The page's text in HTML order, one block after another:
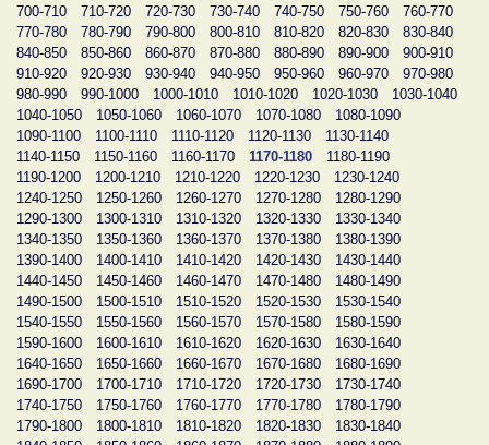
700-710
710-720 720-730 730-740 740-750 750-760
760-770
770-780
780-790 790-800 800-810 810-820 820-830
830-840
840-850
850-860 860-870 870-880 880-890 890-900
900-910
910-920
920-930 930-940 940-950 950-960 960-970
970-980
980-990
990-1000 1000-1010 1010-1020 1020-1030
1030-1040
1040-1050
1050-1060 1060-1070 1070-1080
1080-1090
1090-1100
1100-1110 1110-1120 1120-1130
1130-1140
1140-1150
1150-1160 1160-1170 1170-1180
1180-1190
1190-1200
1200-1210 1210-1220 1220-1230
1230-1240
1240-1250
1250-1260 1260-1270 1270-1280
1280-1290
1290-1300
1300-1310 1310-1320 1320-1330
1330-1340
1340-1350
1350-1360 1360-1370 1370-1380
1380-1390
1390-1400
1400-1410 1410-1420 1420-1430
1430-1440
1440-1450
1450-1460 1460-1470 1470-1480
1480-1490
1490-1500
1500-1510 1510-1520 1520-1530
1530-1540
1540-1550
1550-1560 1560-1570 1570-1580
1580-1590
1590-1600
1600-1610 1610-1620 1620-1630
1630-1640
1640-1650
1650-1660 1660-1670 1670-1680
1680-1690
1690-1700
1700-1710 1710-1720 1720-1730
1730-1740
1740-1750
1750-1760 1760-1770 1770-1780
1780-1790
1790-1800
1800-1810 1810-1820 1820-1830
1830-1840